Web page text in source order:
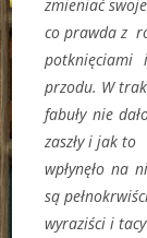
zmieniać
co prawda z
potknięciami
przodu. W
fabuły nie
zaszły i jak to
wpłynęło na
są
wyraziści i